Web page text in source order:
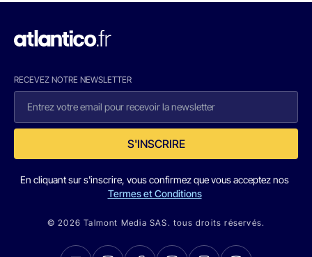
RECEVEZ NOTRE NEWSLETTER
S'INSCRIRE
En cliquant sur s'inscrire, vous confirmez que vous acceptez nos
Termes et Conditions
© 2026 Talmont Media SAS. tous droits réservés.